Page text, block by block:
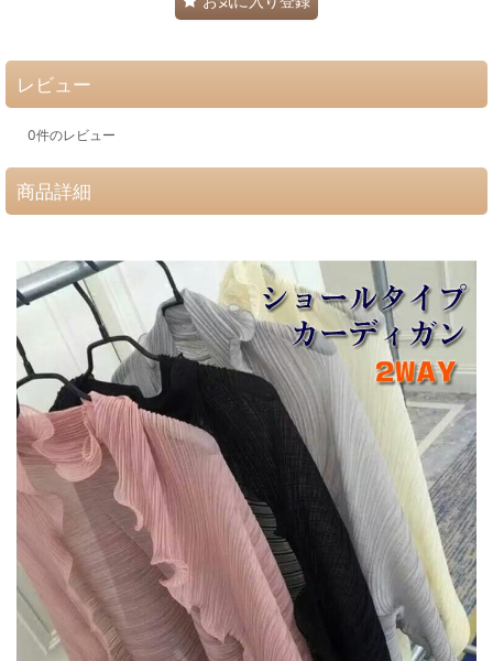
レビュー
0件のレビュー
商品詳細